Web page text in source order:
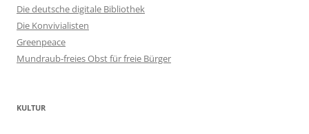
Die deutsche digitale Bibliothek
Die Konvivialisten
Greenpeace
Mundraub-freies Obst für freie Bürger
KULTUR